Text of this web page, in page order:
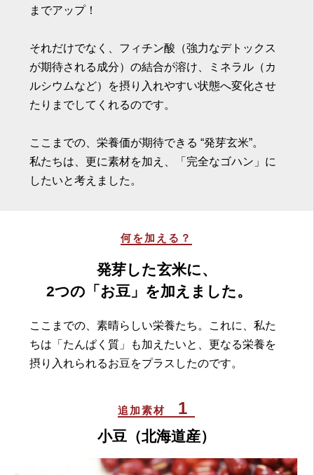
までアップ！
それだけでなく、フィチン酸（強力なデトックス
が期待される成分）の結合が溶け、ミネラル（カ
ルシウムなど）を摂り入れやすい状態へ変化させ
たりまでしてくれるのです。
ここまでの、栄養価が期待できる “発芽玄米”。
私たちは、更に素材を加え、「完全なゴハン」に
したいと考えました。
何を加える？
発芽した玄米に、
2つの「お豆」を加えました。
ここまでの、素晴らしい栄養たち。これに、私た
ちは「たんぱく質」も加えたいと、更なる栄養を
摂り入れられるお豆をプラスしたのです。
追加素材 1
小豆（北海道産）